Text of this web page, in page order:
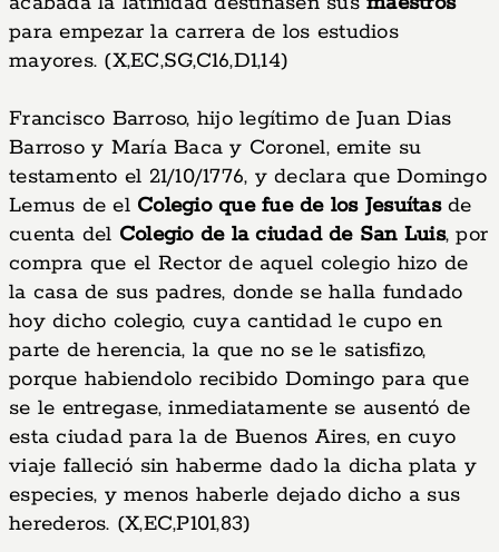
para empezar la carrera de los estudios
mayores. (X,EC,SG,C16,D1,14)
Francisco Barroso, hijo legítimo de Juan Dias
Barroso y María Baca y Coronel, emite su
testamento el 21/10/1776, y declara que Domingo
Lemus de el Colegio que fue de los Jesuítasde
cuenta del Colegio de la ciudad de San Luis, por
compra que el Rector de aquel colegio hizo de
la casa de sus padres, donde se halla fundado
hoy dicho colegio, cuya cantidad le cupo en
parte de herencia, la que no se le satisfizo,
porque habiendolo recibido Domingo para que
se le entregase, inmediatamente se ausentó de
esta ciudad para la de Buenos Aires, en cuyo
viaje falleció sin haberme dado la dicha plata y
especies, y menos haberle dejado dicho a sus
herederos. (X,EC,P101,83)